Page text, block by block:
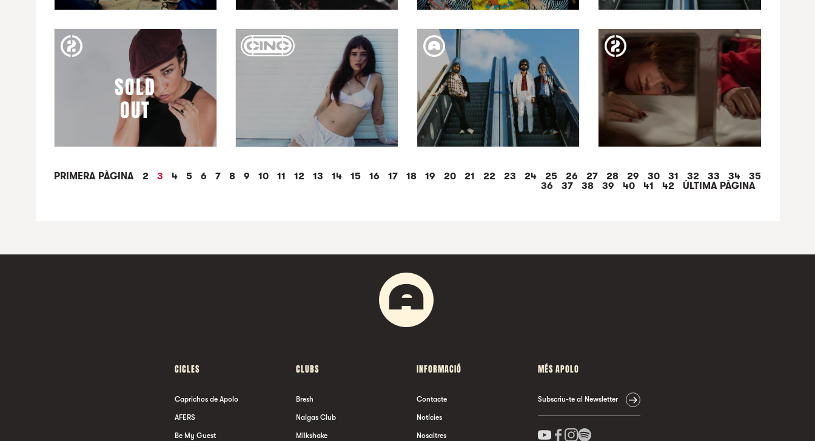
27È FESTIVAL MIL·LENNI -
THE DIVINE COMEDY
ULTRALÁGRIMA
Live!
MYD
CRUÏLLA HIVERN 2026 |
SIDONIE
SOLD
OUT
LA PERRA BLANCO
AFERS: MARIA FORT + SEI
CRUÏLLA HIVERN 2026 |
MARIA RODÉS PRESENTA LO
PRIMERA PÀGINA 2 3 4 5 6 7 8 9 10 11 12 13 14 15 16 17 18 19 20 21 22 23 24 25 26 27 28 29 30 31 32 33 34
35
36
37 38 39 40 41 42 ÚLTIMA PÀGINA
CICLES
Caprichos de Apolo
AFERS
Be My Guest
CLUBS
Bresh
Nalgas Club
Milkshake
INFORMACIÓ
Contacte
Notícies
Nosaltres
MÉS APOLO
Subscriu-te al Newsletter